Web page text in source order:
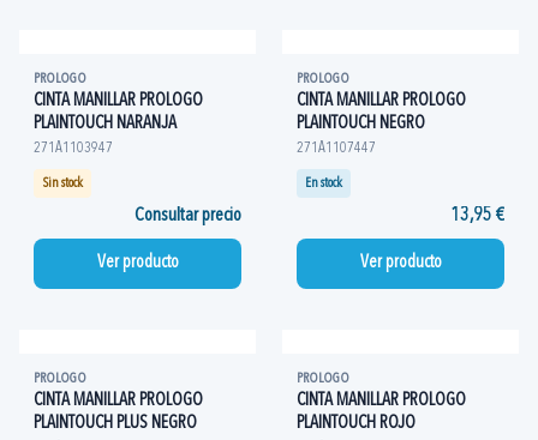
PROLOGO
CINTA MANILLAR PROLOGO
PLAINTOUCH NARANJA
271A1103947
Sin stock
Consultar precio
Ver producto
PROLOGO
CINTA MANILLAR PROLOGO
PLAINTOUCH NEGRO
271A1107447
En stock
13,95 €
Ver producto
PROLOGO
CINTA MANILLAR PROLOGO
PLAINTOUCH PLUS NEGRO
PROLOGO
CINTA MANILLAR PROLOGO
PLAINTOUCH ROJO